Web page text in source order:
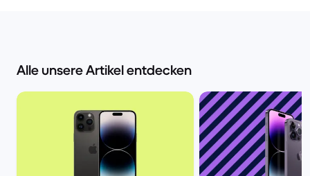
Alle unsere Artikel entdecken